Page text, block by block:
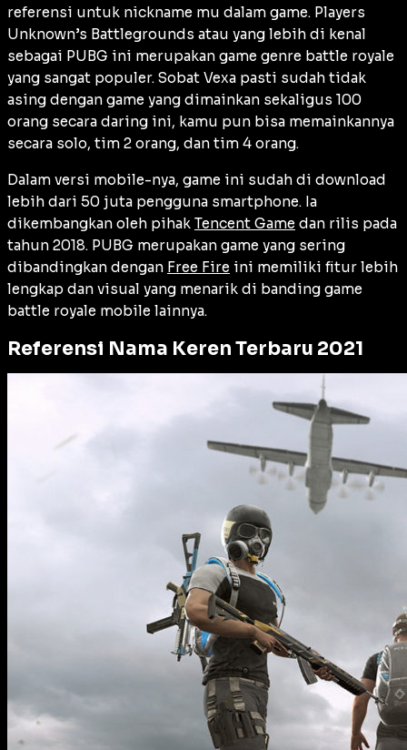
referensi untuk nickname mu dalam game. Players
Unknown’s Battlegrounds atau yang lebih di kenal
sebagai PUBG ini merupakan game genre battle royale
yang sangat populer. Sobat Vexa pasti sudah tidak
asing dengan game yang dimainkan sekaligus 100
orang secara daring ini, kamu pun bisa memainkannya
secara solo, tim 2 orang, dan tim 4 orang.
Dalam versi mobile-nya, game ini sudah di download
lebih dari 50 juta pengguna smartphone. Ia
dikembangkan oleh pihak Tencent Game dan rilis pada
tahun 2018. PUBG merupakan game yang sering
dibandingkan dengan Free Fire ini memiliki fitur lebih
lengkap dan visual yang menarik di banding game
battle royale mobile lainnya.
Referensi Nama Keren Terbaru 2021